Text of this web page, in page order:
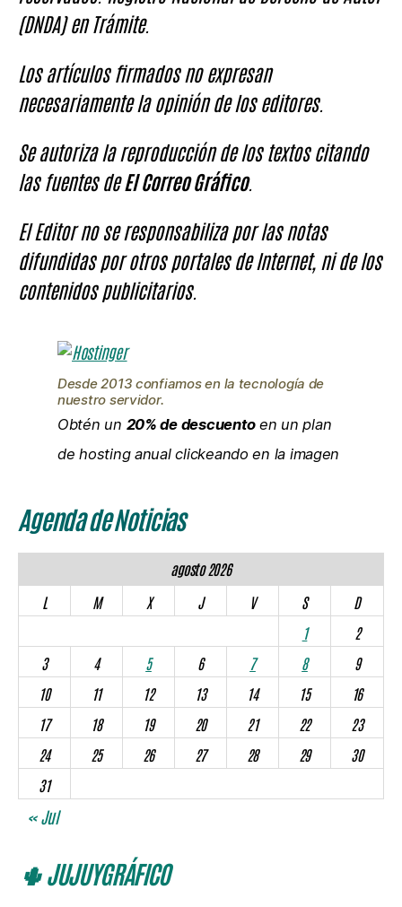
(DNDA) en Trámite.
Los artículos firmados no expresan
necesariamente la opinión de los editores.
Se autoriza la reproducción de los textos citando
las fuentes deEl Correo Gráfico.
El Editor no se responsabiliza por las notas
difundidas por otros portales de Internet, ni de los
contenidos publicitarios.
Desde 2013 confiamos en la tecnología de
nuestro servidor.
Obtén un 20% de descuentoen un plan
de hosting anual clickeando en la imagen
Agenda de Noticias
agosto 2026
L
M X J V S
D
1
2
3
4 5 6 7 8
9
10
11 12 13 14 15
16
17
18 19 20 21 22
23
24
25 26 27 28 29
30
31
« Jul
🌵 JUJUYGRÁFICO